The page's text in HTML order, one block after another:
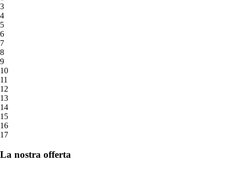
3
4
5
6
7
8
9
10
11
12
13
14
15
16
17
La nostra offerta